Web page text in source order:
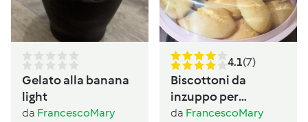
Gelato alla banana
light
da FrancescoMary
4.1(7)
Biscottoni da
inzuppo per
bambini
da FrancescoMary